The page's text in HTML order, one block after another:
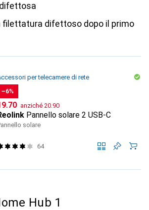
filettatura difettoso dopo il primo
per telecamere di rete
−6%
anziché CHF
20.90
Pannello solare 2 USB-C
solare
64
Hub 1